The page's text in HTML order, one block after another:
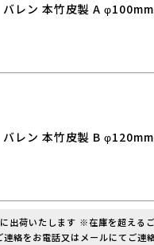
バレン 本竹皮製 A φ100mm
バレン 本竹皮製 B φ120mm
出荷いたします ※在庫を超える
絡をお電話又はメールにてご連